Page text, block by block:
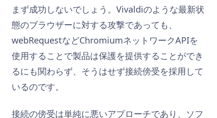
まず成功しないでしょう。Vivaldiのような最新状
態のブラウザーに対する攻撃であっても、
webRequestなどChromiumネットワークAPIを
使用することで製品は保護を提供することができ
るにも関わらず、そうはせず接続傍受を採用して
いるのです。
接続の傍受は単純に悪いアプローチであり、ソフ